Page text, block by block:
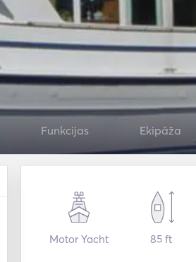
Funkcijas Ekipāža
Motor Yacht 85 ft